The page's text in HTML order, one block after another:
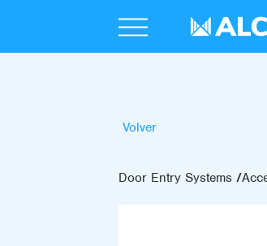
Volver
Door Entry Systems